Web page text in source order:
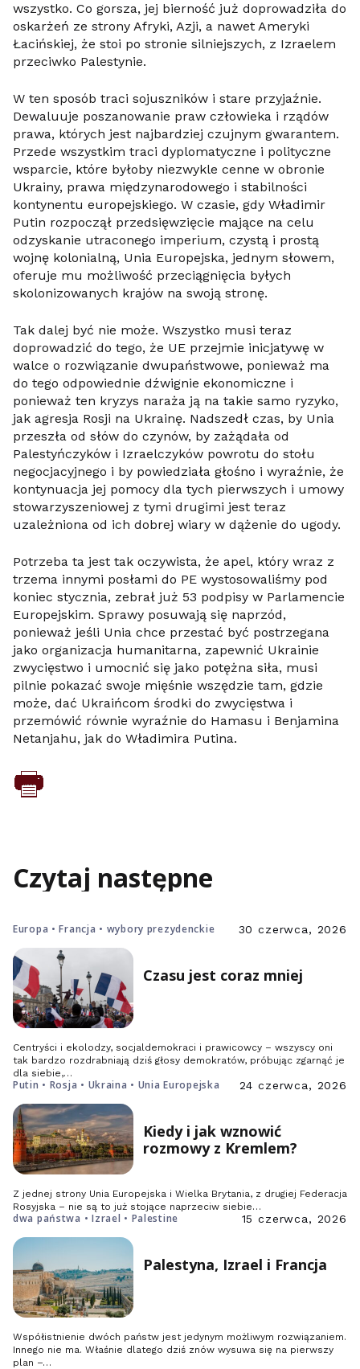
wszystko. Co gorsza, jej bierność już doprowadziła do
oskarżeń ze strony Afryki, Azji, a nawet Ameryki
Łacińskiej, że stoi po stronie silniejszych, z Izraelem
przeciwko Palestynie.
W ten sposób traci sojuszników i stare przyjaźnie.
Dewaluuje poszanowanie praw człowieka i rządów
prawa, których jest najbardziej czujnym gwarantem.
Przede wszystkim traci dyplomatyczne i polityczne
wsparcie, które byłoby niezwykle cenne w obronie
Ukrainy, prawa międzynarodowego i stabilności
kontynentu europejskiego. W czasie, gdy Władimir
Putin rozpoczął przedsięwzięcie mające na celu
odzyskanie utraconego imperium, czystą i prostą
wojnę kolonialną, Unia Europejska, jednym słowem,
oferuje mu możliwość przeciągnięcia byłych
skolonizowanych krajów na swoją stronę.
Tak dalej być nie może. Wszystko musi teraz
doprowadzić do tego, że UE przejmie inicjatywę w
walce o rozwiązanie dwupaństwowe, ponieważ ma
do tego odpowiednie dźwignie ekonomiczne i
ponieważ ten kryzys naraża ją na takie samo ryzyko,
jak agresja Rosji na Ukrainę. Nadszedł czas, by Unia
przeszła od słów do czynów, by zażądała od
Palestyńczyków i Izraelczyków powrotu do stołu
negocjacyjnego i by powiedziała głośno i wyraźnie, że
kontynuacja jej pomocy dla tych pierwszych i umowy
stowarzyszeniowej z tymi drugimi jest teraz
uzależniona od ich dobrej wiary w dążenie do ugody.
Potrzeba ta jest tak oczywista, że apel, który wraz z
trzema innymi posłami do PE wystosowaliśmy pod
koniec stycznia, zebrał już 53 podpisy w Parlamencie
Europejskim. Sprawy posuwają się naprzód,
ponieważ jeśli Unia chce przestać być postrzegana
jako organizacja humanitarna, zapewnić Ukrainie
zwycięstwo i umocnić się jako potężna siła, musi
pilnie pokazać swoje mięśnie wszędzie tam, gdzie
może, dać Ukraińcom środki do zwycięstwa i
przemówić równie wyraźnie do Hamasu i Benjamina
Netanjahu, jak do Władimira Putina.
Czytaj następne
Europa • Francja • wybory prezydenckie 30 czerwca, 2026
Czasu jest coraz mniej
Centryści i ekolodzy, socjaldemokraci i prawicowcy – wszyscy oni
tak bardzo rozdrabniają dziś głosy demokratów, próbując zgarnąć je
dla siebie,…
Putin • Rosja • Ukraina • Unia Europejska 24 czerwca, 2026
Kiedy i jak wznowić
rozmowy z Kremlem?
Z jednej strony Unia Europejska i Wielka Brytania, z drugiej Federacja
Rosyjska – nie są to już stojące naprzeciw siebie…
dwa państwa • Izrael • Palestine 15 czerwca, 2026
Palestyna, Izrael i Francja
Współistnienie dwóch państw jest jedynym możliwym rozwiązaniem.
Innego nie ma. Właśnie dlatego dziś znów wysuwa się na pierwszy
plan –…